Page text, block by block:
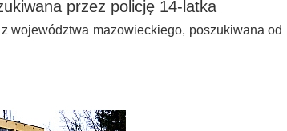
przez policję 14-latka
województwa mazowieckiego, poszukiwana od